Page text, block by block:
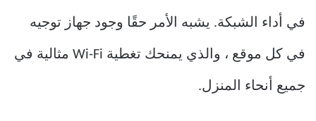
في أداء الشبكة. يشبه الأمر حقًا وجود جهاز توجيه
في كل موقع ، والذي يمنحك تغطية Wi-Fi مثالية في
جميع أنحاء المنزل.